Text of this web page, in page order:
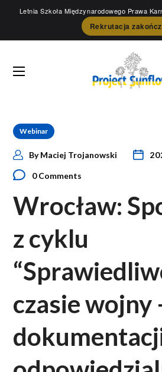
Letnia Szkoła Międzynarodowego Prawa
Rekrutacja
Webinar
ByMaciej Trojanowski
0 Comments
Wrocław:
z cyklu
czasie wojny